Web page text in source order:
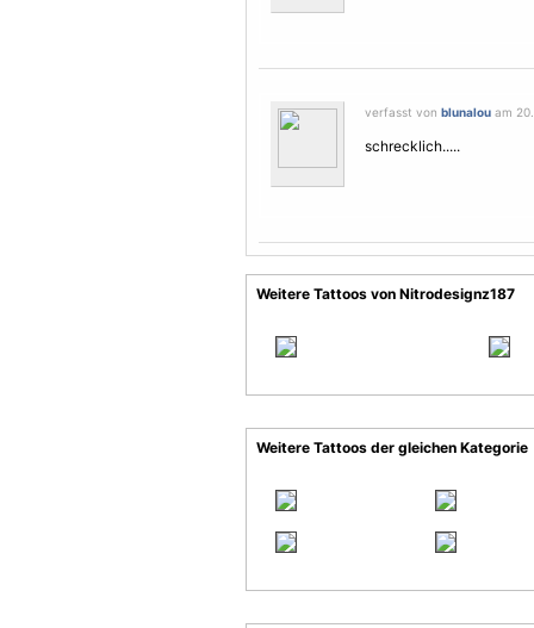
verfasst von blunalou am
schrecklich.....
Weitere Tattoos von Nitrodesignz187
Weitere Tattoos der gleichen Kategorie